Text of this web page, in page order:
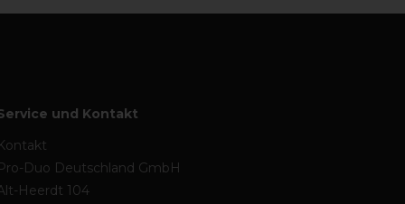
und Kontakt
Duo Deutschland GmbH
Heerdt 104